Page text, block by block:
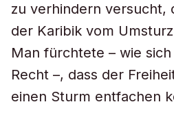
zu verhindern versucht,
der Karibik vom
Man fürchtete – wie
Recht –, dass der
einen Sturm entfachen